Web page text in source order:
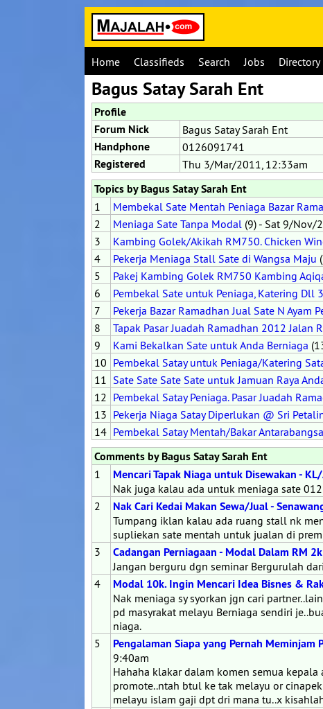
Home Classifieds Search Jobs Directory
Bagus Satay Sarah Ent
Profile
Forum Nick
Bagus Satay Sarah Ent
Handphone 0126091741
Registered Thu 3/Mar/2011, 12:33am
Topics by Bagus Satay Sarah Ent
1 Membekal Sate Mentah Peniaga Bazar
2
Meniaga Sate Tanpa Modal (9) - Sat 9/Nov/
3
Kambing Golek/Akikah RM750. Chicken
4
Pekerja Meniaga Stall Sate di Wangsa Maju
5
Pakej Kambing Golek RM750 Kambing
6
Pembekal Sate untuk Peniaga, Katering Dll
7
Pekerja Bazar Ramadhan Jual Sate N Ayam
8
Tapak Pasar Juadah Ramadhan 2012 Jalan
9
Kami Bekalkan Sate untuk Anda Berniaga
10 Pembekal Satay untuk Peniaga/Katering
11 Sate Sate Sate Sate untuk Jamuan Raya
12 Pembekal Satay Peniaga. Pasar Juadah
13 Pekerja Niaga Satay Diperlukan @ Sri
14 Pembekal Satay Mentah/Bakar Antarabangsa
Comments by Bagus Satay Sarah Ent
1 Mencari Tapak Niaga untuk Disewakan -
Nak juga kalau ada untuk meniaga sate
2
Nak Cari Kedai Makan Sewa/Jual -
Tumpang iklan kalau ada ruang stall nk
supliekan sate mentah untuk jualan di
3
Cadangan Perniagaan - Modal Dalam RM 2k
Jangan berguru dgn seminar Bergurulah
4
Modal 10k. Ingin Mencari Idea Bisnes &
Nak meniaga sy syorkan jgn cari
pd masyrakat melayu Berniaga sendiri
niaga.
5
Pengalaman Siapa yang Pernah Meminjam
9:40am
Hahaha klakar dalam komen semua
promote..ntah btul ke tak melayu or
melayu islam gaji dpt dri mana tu..x